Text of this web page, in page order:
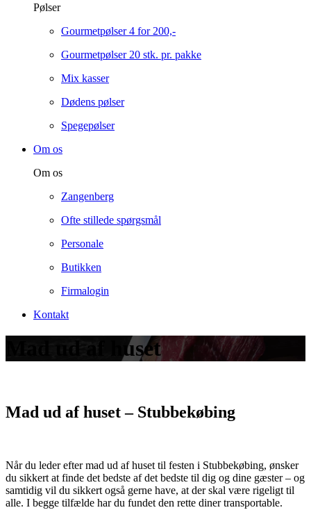
Pølser
Gourmetpølser 4 for 200,-
Gourmetpølser 20 stk. pr. pakke
Mix kasser
Dødens pølser
Spegepølser
Om os
Om os
Zangenberg
Ofte stillede spørgsmål
Personale
Butikken
Firmalogin
Kontakt
Mad ud af huset
Mad ud af huset – Stubbekøbing
Når du leder efter mad ud af huset til festen i Stubbekøbing, ønsker
du sikkert at finde det bedste af det bedste til dig og dine gæster – og
samtidig vil du sikkert også gerne have, at der skal være rigeligt til
alle. I begge tilfælde har du fundet den rette diner transportable.